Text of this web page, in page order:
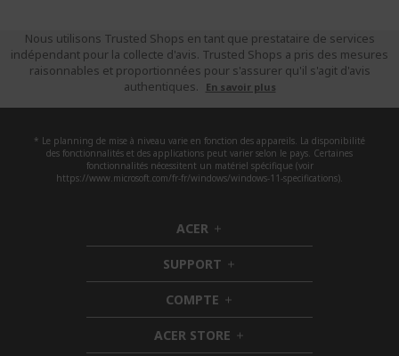
Nous utilisons Trusted Shops en tant que prestataire de services
indépendant pour la collecte d'avis. Trusted Shops a pris des mesures
raisonnables et proportionnées pour s'assurer qu'il s'agit d'avis
authentiques.
En savoir plus
* Le planning de mise à niveau varie en fonction des appareils. La disponibilité
des fonctionnalités et des applications peut varier selon le pays. Certaines
fonctionnalités nécessitent un matériel spécifique (voir
https://www.microsoft.com/fr-fr/windows/windows-11-specifications).
ACER h
i
d
d
e
n
SUPPORT h
i
d
d
e
COMPTE h
i
d
ACER STORE h